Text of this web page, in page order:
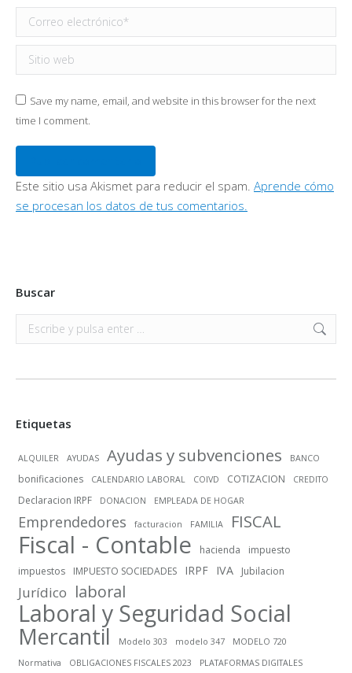
Correo electrónico *
Sitio web
Save my name, email, and website in this browser for the next
time I comment.
Este sitio usa Akismet para reducir el spam. Aprende cómo
se procesan los datos de tus comentarios.
Buscar
Buscar:
Etiquetas
ALQUILER AYUDAS Ayudas y subvenciones BANCO
bonificaciones CALENDARIO LABORAL COIVD COTIZACION CREDITO
Declaracion IRPF DONACION EMPLEADA DE HOGAR
Emprendedores facturacion FAMILIA FISCAL
Fiscal - Contable hacienda
impuesto
impuestos
IMPUESTO SOCIEDADES IRPF IVA Jubilacion
Jurídico laboral
Laboral y Seguridad Social
Mercantil Modelo 303 modelo 347
MODELO 720
Normativa
OBLIGACIONES FISCALES 2023
PLATAFORMAS DIGITALES